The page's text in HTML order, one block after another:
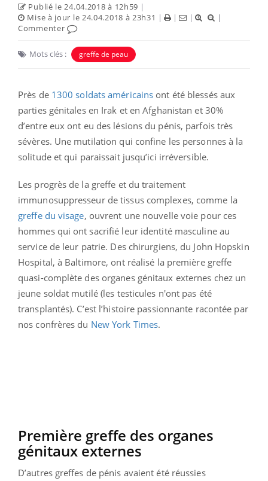
Publié le 24.04.2018 à 12h59 |
Mise à jour le 24.04.2018 à 23h31 | | |
|
Commenter
Mots clés : greffe de peau
Près de 1300 soldats américains ont été blessés aux
parties génitales en Irak et en Afghanistan et 30%
d’entre eux ont eu des lésions du pénis, parfois très
sévères. Une mutilation qui confine les personnes à la
solitude et qui paraissait jusqu’ici irréversible.
Les progrès de la greffe et du traitement
immunosuppresseur de tissus complexes, comme la
greffe du visage, ouvrent une nouvelle voie pour ces
hommes qui ont sacrifié leur identité masculine au
service de leur patrie. Des chirurgiens, du John Hopskin
Hospital, à Baltimore, ont réalisé la première greffe
quasi-complète des organes génitaux externes chez un
jeune soldat mutilé (les testicules n'ont pas été
transplantés). C’est l’histoire passionnante racontée par
nos confrères du New York Times.
Première greffe des organes
génitaux externes
D’autres greffes de pénis avaient été réussies